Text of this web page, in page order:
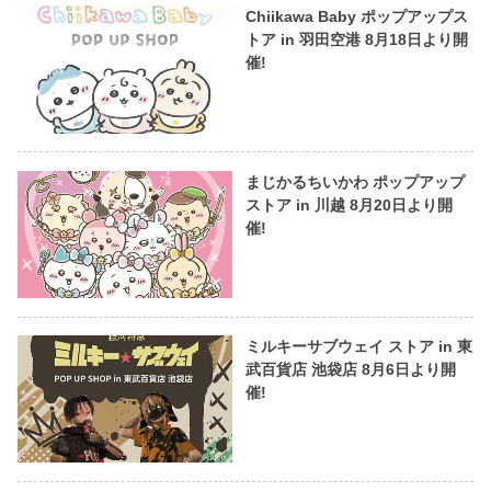
Chiikawa Baby ポップアップス
トア in 羽田空港 8月18日より開
催!
まじかるちいかわ ポップアップ
ストア in 川越 8月20日より開
催!
ミルキーサブウェイ ストア in 東
武百貨店 池袋店 8月6日より開
催!